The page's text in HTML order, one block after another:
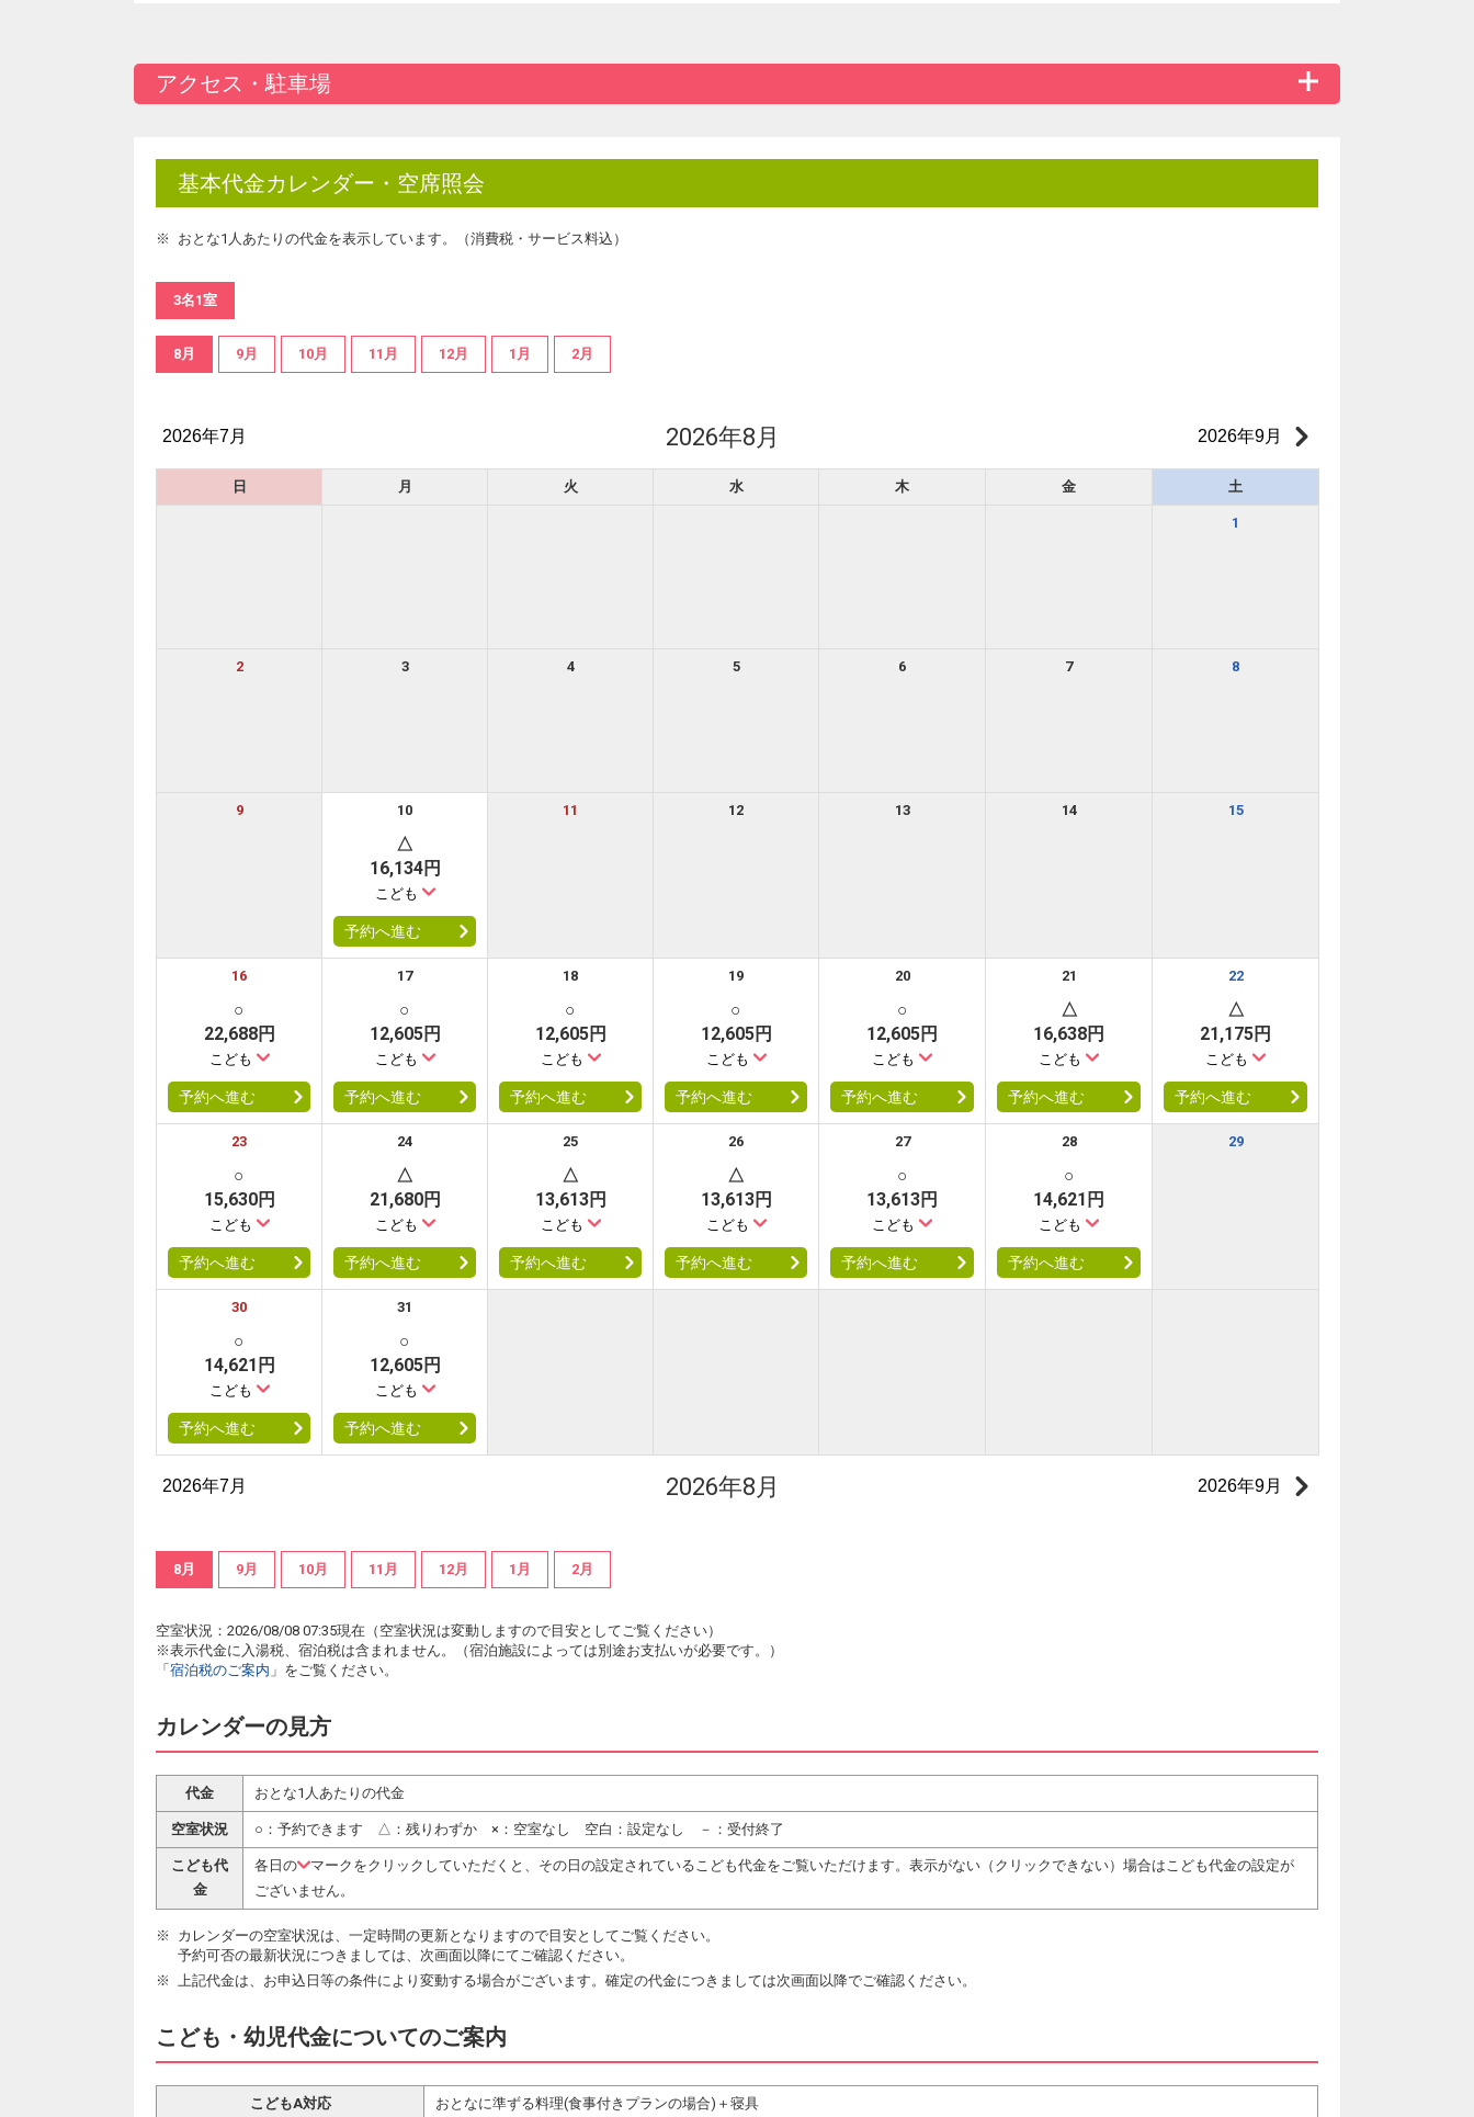
アクセス・駐車場
基本代金カレンダー・空席照会
おとな1人あたりの代金を表示しています。（消費税・サービス料込）
3名1室
8月 9月 10月 11月 12月 1月 2月
2026年7月 2026年8月 2026年9月
日 月 火 水 木 金 土
1
2 3 4 5 6 7 8
9 10
△
16,134円
こども
予約へ進む
11 12 13 14 15
16
○
22,688円
こども
予約へ進む
17
○
12,605円
こども
予約へ進む
18
○
12,605円
こども
予約へ進む
19
○
12,605円
こども
予約へ進む
20
○
12,605円
こども
予約へ進む
21
△
16,638円
こども
予約へ進む
22
△
21,175円
こども
予約へ進む
23
○
15,630円
こども
予約へ進む
24
△
21,680円
こども
予約へ進む
25
△
13,613円
こども
予約へ進む
26
△
13,613円
こども
予約へ進む
27
○
13,613円
こども
予約へ進む
28
○
14,621円
こども
予約へ進む
29
30
○
14,621円
こども
予約へ進む
31
○
12,605円
こども
予約へ進む
2026年7月 2026年8月 2026年9月
8月 9月 10月 11月 12月 1月 2月
空室状況：2026/08/08 07:35現在（空室状況は変動しますので目安としてご覧ください）
※表示代金に入湯税、宿泊税は含まれません。（宿泊施設によっては別途お支払いが必要です。）
「 宿泊税のご案内 」をご覧ください。
カレンダーの見方
代金 おとな1人あたりの代金
空室状況 ○：予約できます △：残りわずか ×：空室なし 空白：設定なし －：受付終了
こども代
金
各日の
マークをクリックしていただくと、その日の設定されているこども代金をご覧いただけます。表示がない（クリックできない）場合はこども代金の設定が
ございません。
カレンダーの空室状況は、一定時間の更新となりますので目安としてご覧ください。
予約可否の最新状況につきましては、次画面以降にてご確認ください。
上記代金は、お申込日等の条件により変動する場合がございます。確定の代金につきましては次画面以降でご確認ください。
こども・幼児代金についてのご案内
こどもA対応 おとなに準ずる料理(食事付きプランの場合)＋寝具